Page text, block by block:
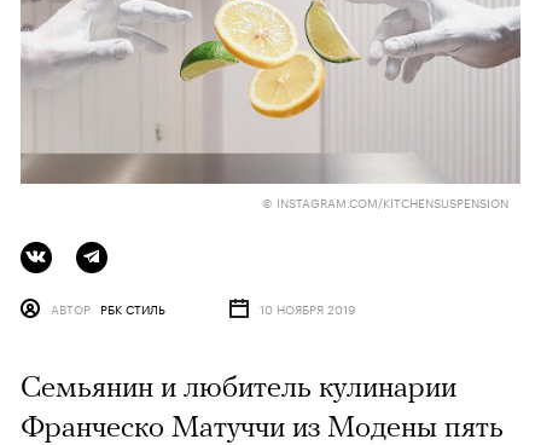
© INSTAGRAM.COM/KITCHENSUSPENSION
АВТОР РБК СТИЛЬ 10 НОЯБРЯ 2019
Семьянин и любитель кулинарии
Франческо Матуччи из Модены пять